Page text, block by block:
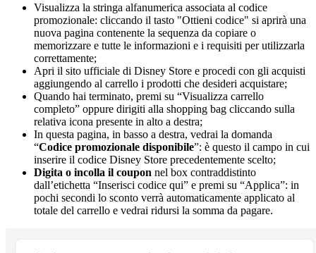
Visualizza la stringa alfanumerica associata al codice
promozionale: cliccando il tasto "Ottieni codice" si aprirà una
nuova pagina contenente la sequenza da copiare o
memorizzare e tutte le informazioni e i requisiti per utilizzarla
correttamente;
Apri il sito ufficiale di Disney Store e procedi con gli acquisti
aggiungendo al carrello i prodotti che desideri acquistare;
Quando hai terminato, premi su “Visualizza carrello
completo” oppure dirigiti alla shopping bag cliccando sulla
relativa icona presente in alto a destra;
In questa pagina, in basso a destra, vedrai la domanda
“Codice promozionale disponibile”: è questo il campo in cui
inserire il codice Disney Store precedentemente scelto;
Digita o incolla il coupon nel box contraddistinto
dall’etichetta “Inserisci codice qui” e premi su “Applica”: in
pochi secondi lo sconto verrà automaticamente applicato al
totale del carrello e vedrai ridursi la somma da pagare.